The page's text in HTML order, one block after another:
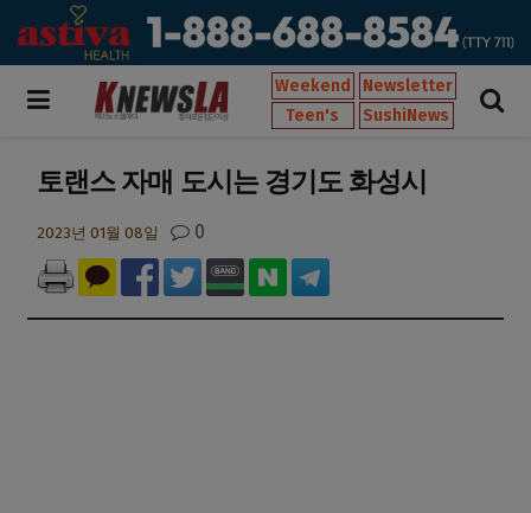
Weekend
Newsletter
Teen's
SushiNews
토랜스 자매 도시는 경기도 화성시
2023년 01월 08일 0